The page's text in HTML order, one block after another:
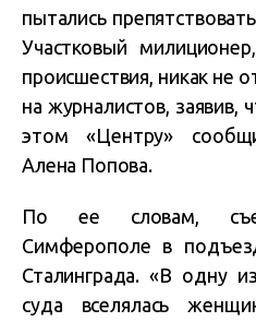
пытались
Участковый
происшествия, никак не
на журналистов, заявив,
этом «Центру»
Алена Попова.
По ее словам,
Симферополе в
Сталинграда. «В одну
суда вселялась